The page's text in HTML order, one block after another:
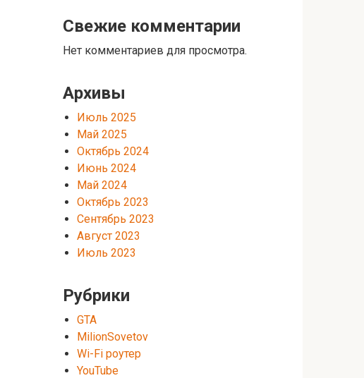
Свежие комментарии
Нет комментариев для просмотра.
Архивы
Июль 2025
Май 2025
Октябрь 2024
Июнь 2024
Май 2024
Октябрь 2023
Сентябрь 2023
Август 2023
Июль 2023
Рубрики
GTA
MilionSovetov
Wi-Fi роутер
YouTube